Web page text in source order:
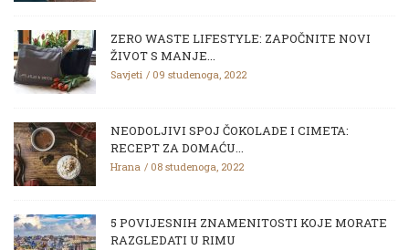
ZERO WASTE LIFESTYLE: ZAPOČNITE NOVI
ŽIVOT S MANJE...
Savjeti 09 studenoga, 2022
NEODOLJIVI SPOJ ČOKOLADE I CIMETA:
RECEPT ZA DOMAĆU...
Hrana 08 studenoga, 2022
5 POVIJESNIH ZNAMENITOSTI KOJE MORATE
RAZGLEDATI U RIMU